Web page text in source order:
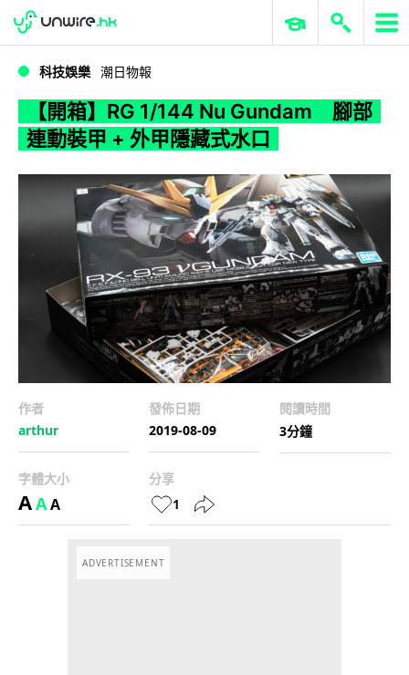
WWDC 2026 ERP 與商業 AI
科技娛樂 潮日物報
【開箱】RG 1/144 Nu Gundam 腳部
連動裝甲 + 外甲隱藏式水口
作者
arthur
發佈日期
2019-08-09
閱讀時間
3分鐘
字體大小
AAA
分享
1
ADVERTISEMENT